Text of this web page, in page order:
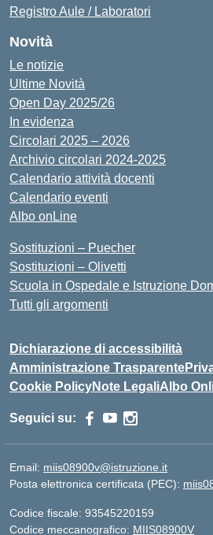
Registro Aule / Laboratori
Novità
Le notizie
Ultime Novità
Open Day 2025/26
In evidenza
Circolari 2025 – 2026
Archivio circolari 2024-2025
Calendario attività docenti
Calendario eventi
Albo onLine
Sostituzioni – Puecher
Sostituzioni – Olivetti
Scuola in Ospedale e Istruzione
Tutti gli argomenti
Dichiarazione di accessibilità
Amministrazione Trasparente
Cookie PolicyNote LegaliAlbo
Seguici su:
Email: miis08900v@istruzione.it
Posta elettronica certificata (PEC):
Codice fiscale: 93545220159
Codice meccanografico: MIIS08900V